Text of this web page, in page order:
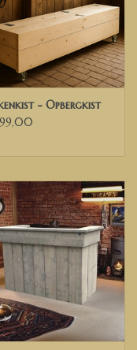
- Opbergkist